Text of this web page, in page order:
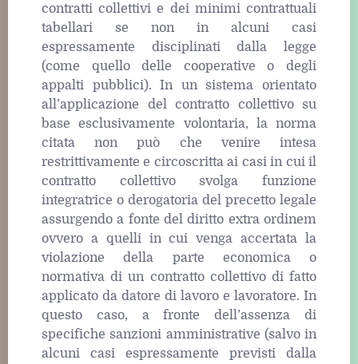
contratti collettivi e dei minimi contrattuali
tabellari se non in alcuni casi
espressamente disciplinati dalla legge
(come quello delle cooperative o degli
appalti pubblici). In un sistema orientato
all’applicazione del contratto collettivo su
base esclusivamente volontaria, la norma
citata non può che venire intesa
restrittivamente e circoscritta ai casi in cui il
contratto collettivo svolga funzione
integratrice o derogatoria del precetto legale
assurgendo a fonte del diritto extra ordinem
ovvero a quelli in cui venga accertata la
violazione della parte economica o
normativa di un contratto collettivo di fatto
applicato da datore di lavoro e lavoratore. In
questo caso, a fronte dell’assenza di
specifiche sanzioni amministrative (salvo in
alcuni casi espressamente previsti dalla